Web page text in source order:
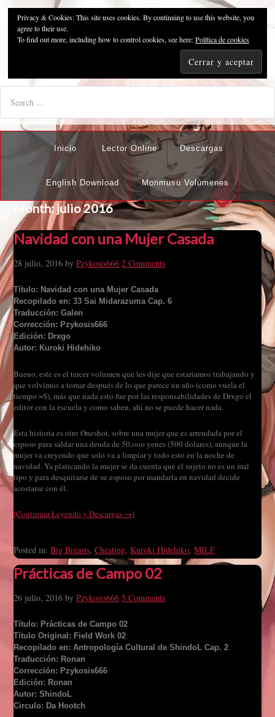
Pzykosis666HFansub
"I'm the best there is at what I do, but what I do best isn't very
Inicio Lector Online Descargas
English Download Monmusu Volúmenes
Month:julio 2016
Navidad con una Mujer Casada
28 julio, 2016 byPzykosis666 2 Comments
Título: Navidad con una Mujer Casada
Recopilado en: 33 Sai Midarazuma Cap. 6
Traducción: Galen
Corrección: Pzykosis666
Edición: Drxgo
Autor: Kuroki Hidehiko
Bueno, este es el tercer volumen que les dije que estariamos trabajando y
que volvimos a tomar después de lo que parece un año (como vuela el
tiempo =S), más que nada esto fue por las responsabilidades de Drxgo el
editor con la escuela y como saben, ahí no se puede hacer nada.
Esta historia es otro Oneshot, sobre una mujer que es arrendada por el
esposo para saldar una deuda de 50,ooo yenes (500 dolares), aunque la
mujer va creyendo que solo va a limpiar y todo esto en la noche de
navidad. Ya platicando la mujer se da cuenta que el sujeto no es un mal
tipo y para desquitarse de su esposo por mandarla en navidad decide
acostarse con él.
[Continuar Leyendo y Descargas →]
Posted in:Big Breasts,Cheating,Kuroki Hidehiko,MILF
Prácticas de Campo 02
26 julio, 2016 byPzykosis666 5 Comments
Título: Prácticas de Campo 02
Título Original: Field Work 02
Recopilado en: Antropología Cultural de ShindoL Cap. 2
Traducción: Ronan
Corrección: Pzykosis666
Edición: Ronan
Autor: ShindoL
Circulo: Da Hootch
Privacy & Cookies: This site uses cookies. By continuing to use this website, you
agree to their use.
To find out more, including how to control cookies, see here:Política de cookies